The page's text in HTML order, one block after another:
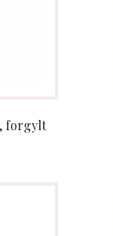
forgylt